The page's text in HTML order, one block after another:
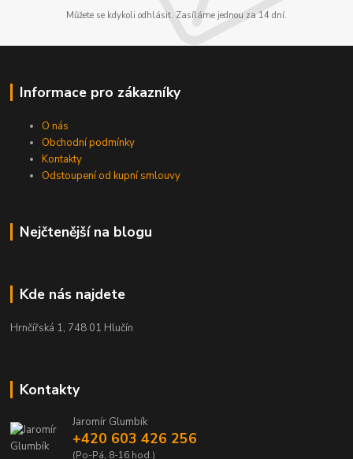
Můžete se kdykoli odhlásit. Zasíláme jednou za 14 dní.
Informace pro zákazníky
O nás
Obchodní podmínky
Kontakty
Odstoupení od kupní smlouvy
Nejčtenější na blogu
Kde nás najdete
Hrnčířská 1, 748 01 Hlučín
Kontakty
Jaromír Glumbík
+420 603 426 256
(Po-Pá, 8-16 hod.)